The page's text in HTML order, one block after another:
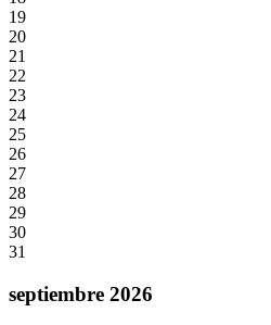
19
20
21
22
23
24
25
26
27
28
29
30
31
septiembre 2026